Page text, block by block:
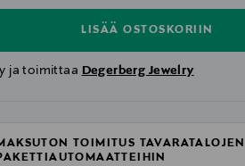
LISÄÄ OSTOSKORIIN
ja toimittaa Degerberg Jewelry
TOIMITUS TAVARATALOJEN